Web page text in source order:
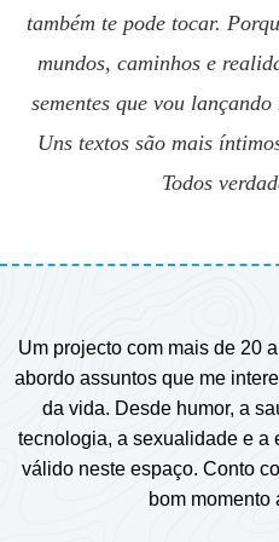
também te pode tocar.
mundos, caminhos e
sementes que vou
Uns textos são mais
Todos
Um projecto com mais de 20
abordo assuntos que me
da vida. Desde humor, a
tecnologia, a sexualidade e a
válido neste espaço. Conto
bom momento